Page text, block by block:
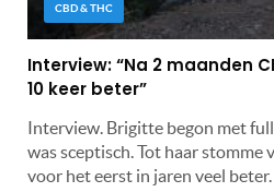
CBD & THC
Interview: “Na 2 maanden
10 keer beter”
Interview. Brigitte begon met
was sceptisch. Tot haar stomme
voor het eerst in jaren veel beter.